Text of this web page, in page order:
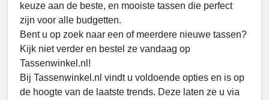
keuze aan de beste, en mooiste tassen die perfect
zijn voor alle budgetten.
Bent u op zoek naar een of meerdere nieuwe tassen?
Kijk niet verder en bestel ze vandaag op
Tassenwinkel.nl!
Bij Tassenwinkel.nl vindt u voldoende opties en is op
de hoogte van de laatste trends. Deze laten ze u via